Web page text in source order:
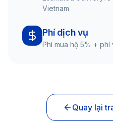
Vietnam
Phí dịch vụ
Phí mua hộ 5% +
Quay lại